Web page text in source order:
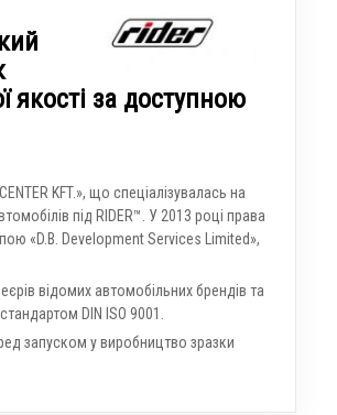
якості за доступною
KFT.», що спеціалізувалась на
під RIDER™. У 2013 році права
«D.B. Development Services Limited»,
відомих автомобільних брендів та
DIN ISO 9001.
запуском у виробництво зразки